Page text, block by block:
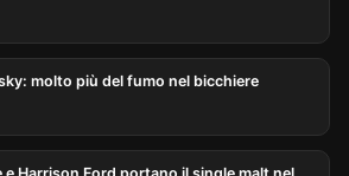
molto più del fumo nel bicchiere